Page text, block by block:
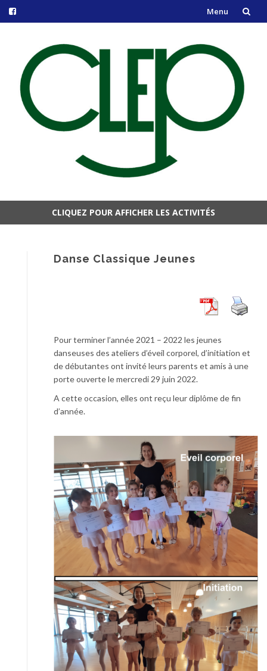
Menu
contenu
CLIQUEZ POUR AFFICHER LES ACTIVITÉS
Danse Classique Jeunes
Pour terminer l’année 2021 – 2022 les jeunes
danseuses des ateliers d’éveil corporel, d’initiation et
de débutantes ont invité leurs parents et amis à une
porte ouverte le mercredi 29 juin 2022.
A cette occasion, elles ont reçu leur diplôme de fin
d’année.